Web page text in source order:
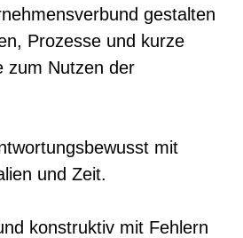
gestalten
Prozesse und kurze
zum Nutzen der
mit
und Zeit.
konstruktiv mit Fehlern